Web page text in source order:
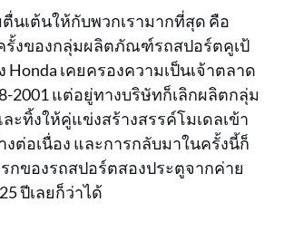
นเต้นให้กับพวกเรามากที่สุด คือ
รั้งของกลุ่มผลิตภัณฑ์รถสปอร์ตคูเป้
Honda เคยครองความเป็นเจ้าตลาด
2001 แต่อยู่ทางบริษัทก็เลิกผลิตกลุ่ม
ะทิ้งให้คู่แข่งสร้างสรรค์โมเดลเข้า
ต่อเนื่อง และการกลับมาในครั้งนี้ก็
กของรถสปอร์ตสองประตูจากค่าย
ปีเลยก็ว่าได้